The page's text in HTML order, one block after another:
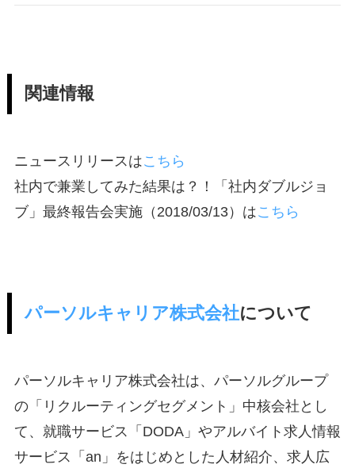
関連情報
ニュースリリースはこちら
社内で兼業してみた結果は？！「社内ダブルジョ
ブ」最終報告会実施（2018/03/13）はこちら
パーソルキャリア株式会社について
パーソルキャリア株式会社は、パーソルグループ
の「リクルーティングセグメント」中核会社とし
て、就職サービス「DODA」やアルバイト求人情報
サービス「an」をはじめとした人材紹介、求人広